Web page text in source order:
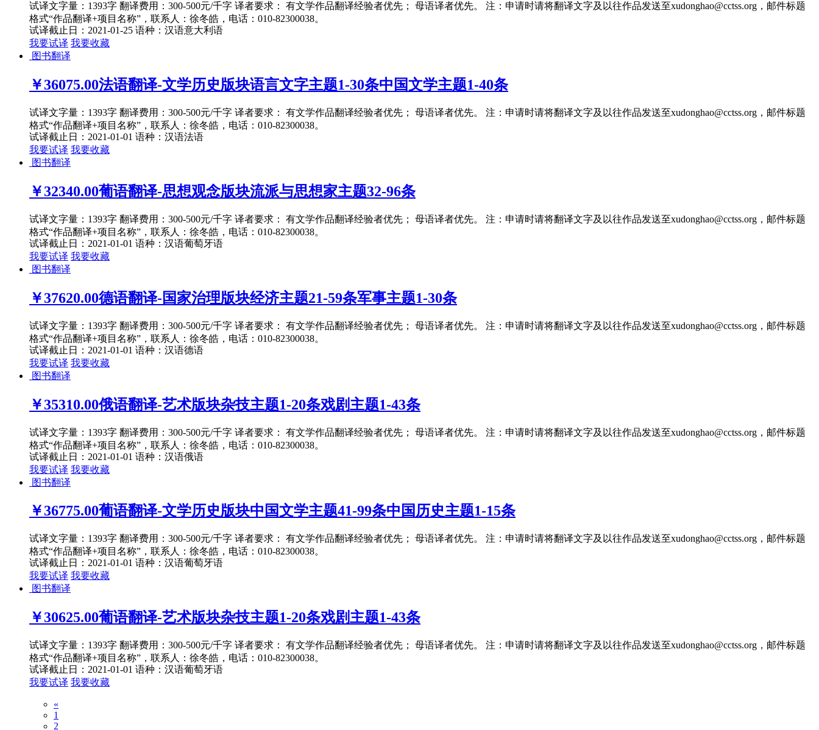
试译文字量：1393字 翻译费用：300-500元/千字 译者要求： 有文学作品翻译经验者优先； 母语译者优先。 注：申请时请将翻译文字及以往作品发送至xudonghao@cctss.org，邮件标题
格式“作品翻译+项目名称”，联系人：徐冬皓，电话：010-82300038。
试译截止日：2021-01-25 语种：汉语意大利语
我要试译 我要收藏
图书翻译
￥36075.00法语翻译-文学历史版块语言文字主题1-30条中国文学主题1-40条
试译文字量：1393字 翻译费用：300-500元/千字 译者要求： 有文学作品翻译经验者优先； 母语译者优先。 注：申请时请将翻译文字及以往作品发送至xudonghao@cctss.org，邮件标题
格式“作品翻译+项目名称”，联系人：徐冬皓，电话：010-82300038。
试译截止日：2021-01-01 语种：汉语法语
我要试译 我要收藏
图书翻译
￥32340.00葡语翻译-思想观念版块流派与思想家主题32-96条
试译文字量：1393字 翻译费用：300-500元/千字 译者要求： 有文学作品翻译经验者优先； 母语译者优先。 注：申请时请将翻译文字及以往作品发送至xudonghao@cctss.org，邮件标题
格式“作品翻译+项目名称”，联系人：徐冬皓，电话：010-82300038。
试译截止日：2021-01-01 语种：汉语葡萄牙语
我要试译 我要收藏
图书翻译
￥37620.00德语翻译-国家治理版块经济主题21-59条军事主题1-30条
试译文字量：1393字 翻译费用：300-500元/千字 译者要求： 有文学作品翻译经验者优先； 母语译者优先。 注：申请时请将翻译文字及以往作品发送至xudonghao@cctss.org，邮件标题
格式“作品翻译+项目名称”，联系人：徐冬皓，电话：010-82300038。
试译截止日：2021-01-01 语种：汉语德语
我要试译 我要收藏
图书翻译
￥35310.00俄语翻译-艺术版块杂技主题1-20条戏剧主题1-43条
试译文字量：1393字 翻译费用：300-500元/千字 译者要求： 有文学作品翻译经验者优先； 母语译者优先。 注：申请时请将翻译文字及以往作品发送至xudonghao@cctss.org，邮件标题
格式“作品翻译+项目名称”，联系人：徐冬皓，电话：010-82300038。
试译截止日：2021-01-01 语种：汉语俄语
我要试译 我要收藏
图书翻译
￥36775.00葡语翻译-文学历史版块中国文学主题41-99条中国历史主题1-15条
试译文字量：1393字 翻译费用：300-500元/千字 译者要求： 有文学作品翻译经验者优先； 母语译者优先。 注：申请时请将翻译文字及以往作品发送至xudonghao@cctss.org，邮件标题
格式“作品翻译+项目名称”，联系人：徐冬皓，电话：010-82300038。
试译截止日：2021-01-01 语种：汉语葡萄牙语
我要试译 我要收藏
图书翻译
￥30625.00葡语翻译-艺术版块杂技主题1-20条戏剧主题1-43条
试译文字量：1393字 翻译费用：300-500元/千字 译者要求： 有文学作品翻译经验者优先； 母语译者优先。 注：申请时请将翻译文字及以往作品发送至xudonghao@cctss.org，邮件标题
格式“作品翻译+项目名称”，联系人：徐冬皓，电话：010-82300038。
试译截止日：2021-01-01 语种：汉语葡萄牙语
我要试译 我要收藏
«
1
2